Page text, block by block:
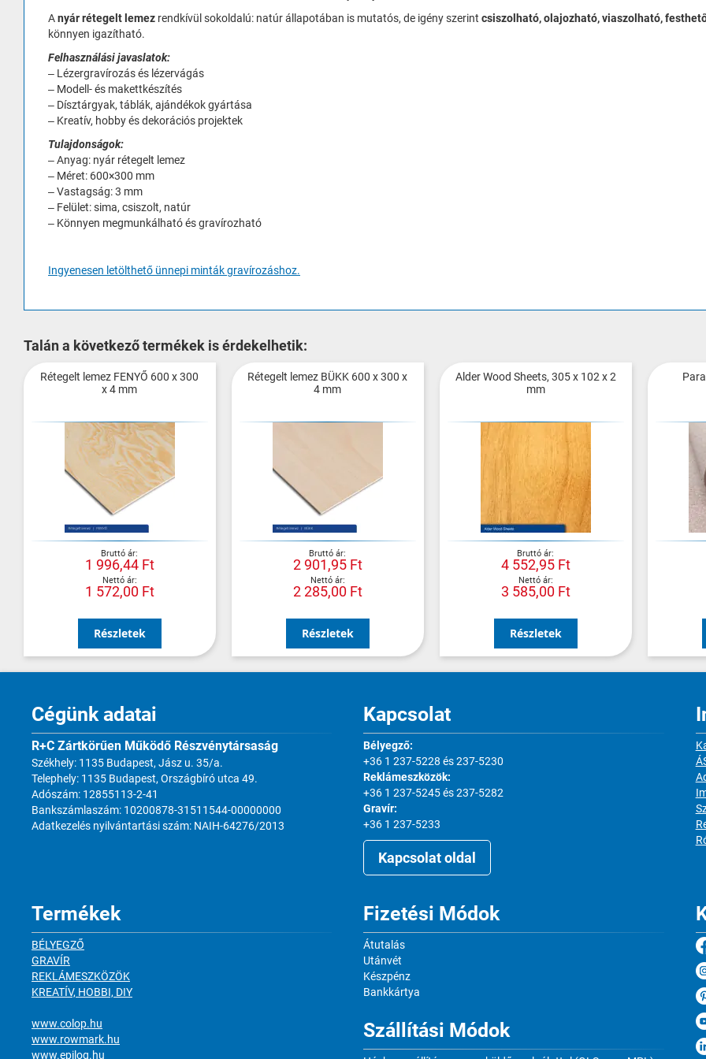
Anyár rétegelt lemez rendkívül sokoldalú: natúr állapotában is mutatós, de igény szerint csiszolható, olajozható, viaszolható,
könnyen igazítható.
Felhasználási javaslatok:
– Lézergravírozás és lézervágás
– Modell- és makettkészítés
– Dísztárgyak, táblák, ajándékok gyártása
– Kreatív, hobby és dekorációs projektek
Tulajdonságok:
– Anyag: nyár rétegelt lemez
– Méret: 600×300 mm
– Vastagság: 3 mm
– Felület: sima, csiszolt, natúr
– Könnyen megmunkálható és gravírozható
Ingyenesen letölthető ünnepi minták gravírozáshoz.
Talán a következő termékek is érdekelhetik:
Rétegelt lemez FENYŐ 600 x 300
x 4 mm
1 996,44 Ft
1 572,00 Ft
Részletek
Rétegelt lemez BÜKK 600 x 300 x
4 mm
2 901,95 Ft
2 285,00 Ft
Részletek
Alder Wood Sheets, 305 x 102 x 2
mm
4 552,95 Ft
3 585,00 Ft
Részletek
Cégünk adatai
R+C Zártkörűen Működő Részvénytársaság
Székhely: 1135 Budapest, Jász u. 35/a.
Telephely: 1135 Budapest, Országbíró utca 49.
Adószám: 12855113-2-41
Bankszámlaszám: 10200878-31511544-00000000
Adatkezelés nyilvántartási szám: NAIH-64276/2013
Kapcsolat
Bélyegző:
+36 1 237-5228 és 237-5230
Reklámeszközök:
+36 1 237-5245 és 237-5282
Gravír:
+36 1 237-5233
Kapcsolat oldal
Termékek
BÉLYEGZŐ
GRAVÍR
REKLÁMESZKÖZÖK
KREATÍV, HOBBI, DIY
www.colop.hu
www.rowmark.hu
www.epilog.hu
Fizetési Módok
Átutalás
Utánvét
Készpénz
Bankkártya
Szállítási Módok